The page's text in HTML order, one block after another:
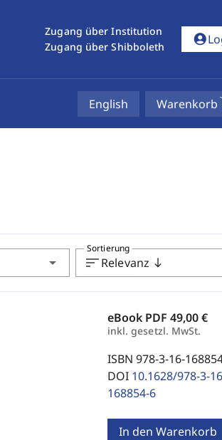
Zugang über Institution
Zugang über Shibboleth
account_circle
English Warenkorb
arrow_drop_down sortRelevanz south
Sortierung
eBook PDF 49,00 €
inkl. gesetzl. MwSt.
ISBN 978-3-16-
DOI 10.1628/978-3-
168854-6
In den Warenkorb